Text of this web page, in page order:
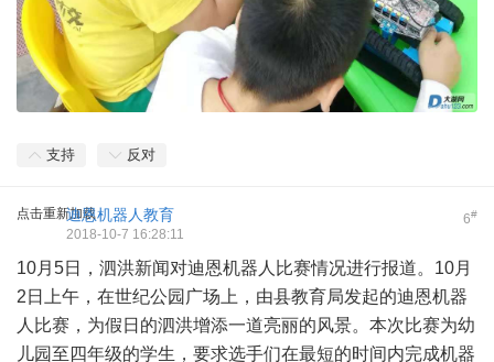
支持 反对
点击重新加载 6#
迪恩机器人教育
2018-10-7 16:28:11
10月5日，泗洪新闻对迪恩机器人比赛情况进行报道。10月
2日上午，在世纪公园广场上，由县教育局发起的迪恩机器
人比赛，为假日的泗洪增添一道亮丽的风景。本次比赛为幼
儿园至四年级的学生，要求选手们在最短的时间内完成机器